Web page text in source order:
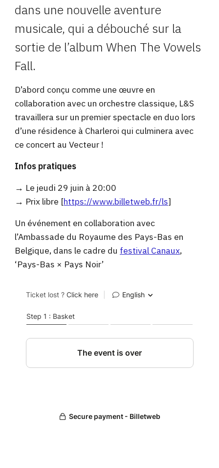
dans une nouvelle aventure
musicale, qui a débouché sur la
sortie de l’album When The Vowels
Fall.
D’abord conçu comme une œuvre en
collaboration avec un orchestre classique, L&S
travaillera sur un premier spectacle en duo lors
d’une résidence à Charleroi qui culminera avec
ce concert au Vecteur !
Infos pratiques
→ Le jeudi 29 juin à 20:00
→ Prix libre [https://www.billetweb.fr/ls]
Un événement en collaboration avec
l’Ambassade du Royaume des Pays-Bas en
Belgique, dans le cadre du festival Canaux,
‘Pays-Bas × Pays Noir’